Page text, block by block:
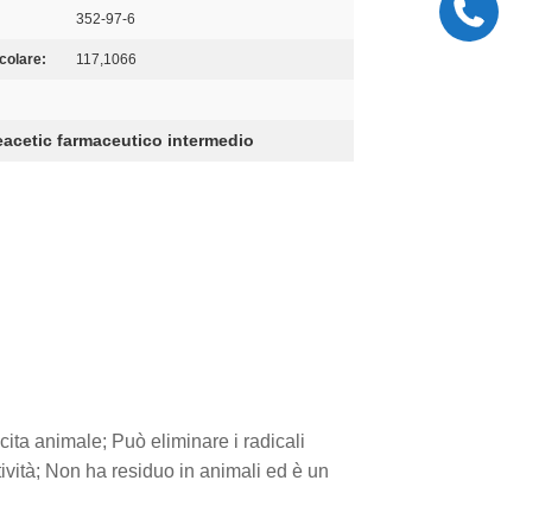
352-97-6
117,1066
farmaceutico intermedio
animale; Può eliminare i radicali
Non ha residuo in animali ed è un